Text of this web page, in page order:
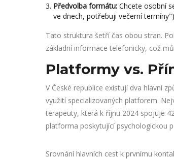
Předvolba formátu: Chcete osobní
ve dnech, potřebuji večerní
Tato struktura šetří čas obou stran.
základní informace telefonicky, což
Platformy vs.
V České republice existují dva hlavní
využití specializovaných platforem.
terapeuty, která k říjnu 2024 spojuje
platforma poskytující psychologickou
Srovnání hlavních cest k prvnímu